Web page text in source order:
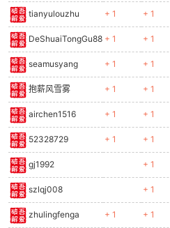
tianyulouzhu + 1 + 1
DeShuaiTongGu88 + 1 + 1
seamusyang + 1 + 1
抱薪风雪雾 + 1 + 1
airchen1516 + 1 + 1
52328729 + 1 + 1
gj1992 + 1
szlqj008 + 1
zhulingfenga + 1 + 1